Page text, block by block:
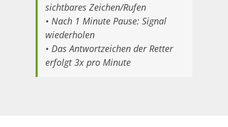
sichtbares Zeichen/Rufen
• Nach 1 Minute Pause: Signal
wiederholen
• Das Antwortzeichen der Retter
erfolgt 3x pro Minute